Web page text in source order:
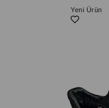
Yeni Ürün